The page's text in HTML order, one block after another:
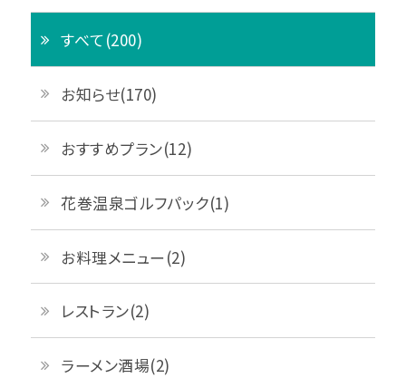
すべて(200)
お知らせ(170)
おすすめプラン(12)
花巻温泉ゴルフパック(1)
お料理メニュー(2)
レストラン(2)
ラーメン酒場(2)